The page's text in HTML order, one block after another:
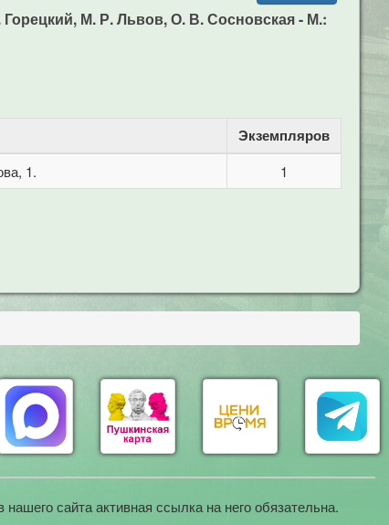
М. Р. Львов, О. В. Сосновская - М.:
Экземпляров
1. 1
сайта активная ссылка на него обязательна.